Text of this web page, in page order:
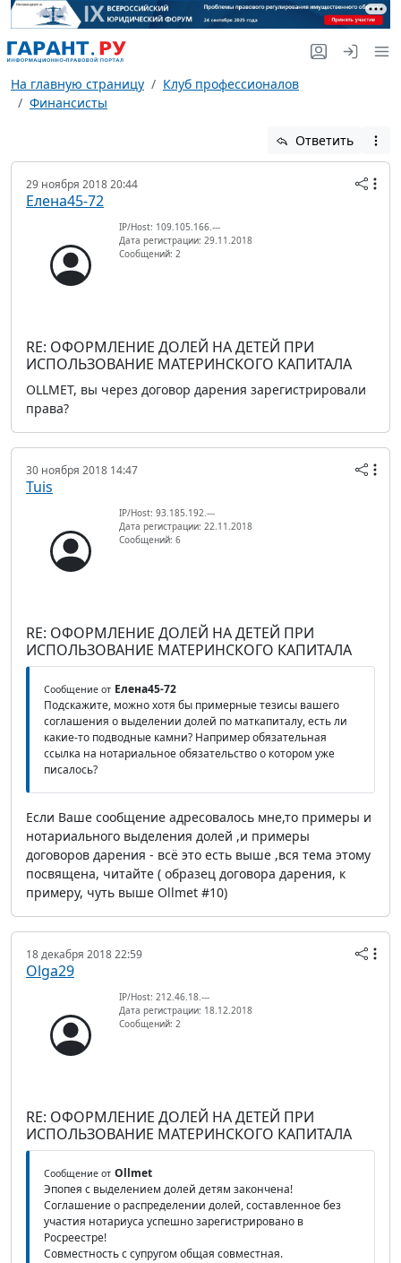
На главную страницу
Клуб профессионалов
Финансисты
Ответить
29 ноября 2018 20:44
Елена45-72
IP/Host: 109.105.166.---
Дата регистрации: 29.11.2018
Сообщений: 2
RE: ОФОРМЛЕНИЕ ДОЛЕЙ НА ДЕТЕЙ ПРИ
ИСПОЛЬЗОВАНИЕ МАТЕРИНСКОГО КАПИТАЛА
ОLLMET, вы через договор дарения зарегистрировали
права?
30 ноября 2018 14:47
Tuis
IP/Host: 93.185.192.---
Дата регистрации: 22.11.2018
Сообщений: 6
RE: ОФОРМЛЕНИЕ ДОЛЕЙ НА ДЕТЕЙ ПРИ
ИСПОЛЬЗОВАНИЕ МАТЕРИНСКОГО КАПИТАЛА
Сообщение от Елена45-72
Подскажите, можно хотя бы примерные тезисы вашего
соглашения о выделении долей по маткапиталу, есть ли
какие-то подводные камни? Например обязательная
ссылка на нотариальное обязательство о котором уже
писалось?
Если Ваше сообщение адресовалось мне,то примеры и
нотариального выделения долей ,и примеры
договоров дарения - всё это есть выше ,вся тема этому
посвящена, читайте ( образец договора дарения, к
примеру, чуть выше Ollmet #10)
18 декабря 2018 22:59
Olga29
IP/Host: 212.46.18.---
Дата регистрации: 18.12.2018
Сообщений: 2
RE: ОФОРМЛЕНИЕ ДОЛЕЙ НА ДЕТЕЙ ПРИ
ИСПОЛЬЗОВАНИЕ МАТЕРИНСКОГО КАПИТАЛА
Сообщение от Ollmet
Эпопея с выделением долей детям закончена!
Соглашение о распределении долей, составленное без
участия нотариуса успешно зарегистрировано в
Росреестре!
Совместность с супругом общая совместная.